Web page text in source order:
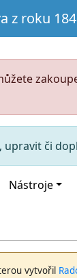
z roku
upravit či
Nástroje
vytvořil